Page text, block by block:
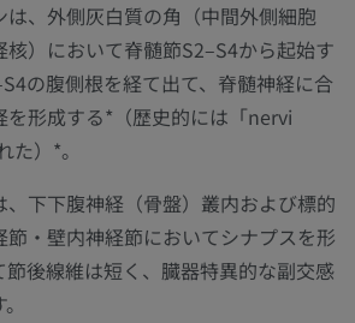
は、外側灰白質の角（中間外側細胞
）において脊髄節S2–S4から起始す
の腹側根を経て出て、脊髄神経に合
を形成する*（歴史的には「nervi
）*。
、下下腹神経（骨盤）叢内および標的
・壁内神経節においてシナプスを形
後線維は短く、臓器特異的な副交感